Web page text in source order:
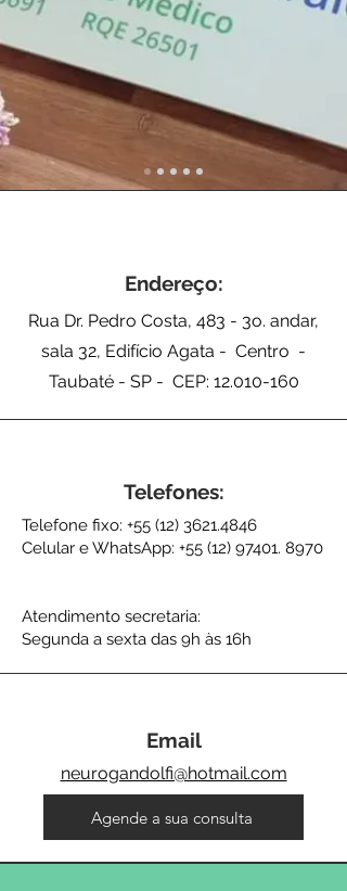
Endereço:
Rua Dr. Pedro Costa, 483 - 3o. andar,
sala 32, Edifício Agata - Centro -
Taubaté - SP - CEP: 12.010-160
Telefones:
Telefone fixo: +55 (12) 3621.4846
Celular e WhatsApp: +55 (12) 97401. 8970
Atendimento secretaria:
Segunda a sexta das 9h às 16h
Email
neurogandolfi@hotmail.com
Agende a sua consulta